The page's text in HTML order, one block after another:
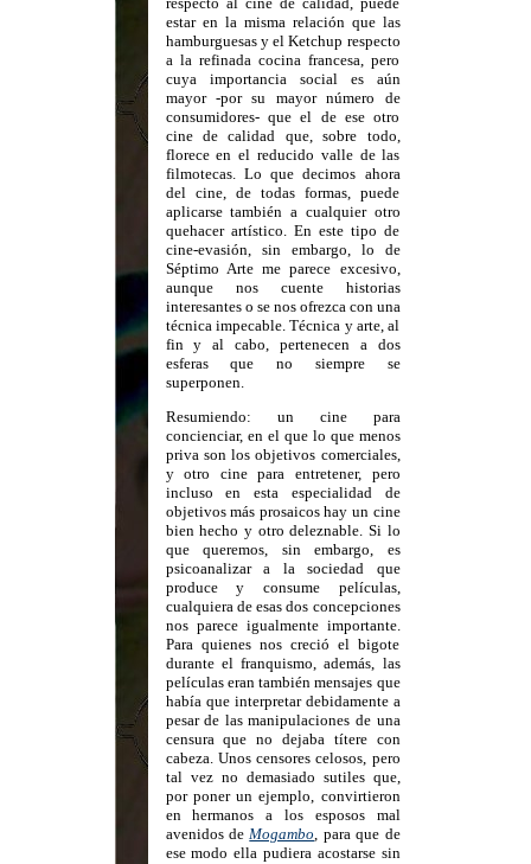
estar en la misma relación que las
hamburguesas y el Ketchup respecto
a la refinada cocina francesa, pero
cuya importancia social es aún
mayor -por su mayor número de
consumidores- que el de ese otro
cine de calidad que, sobre todo,
florece en el reducido valle de las
filmotecas. Lo que decimos ahora
del cine, de todas formas, puede
aplicarse también a cualquier otro
quehacer artístico. En este tipo de
cine-evasión, sin embargo, lo de
Séptimo Arte me parece excesivo,
aunque nos cuente historias
interesantes o se nos ofrezca con una
técnica impecable. Técnica y arte, al
fin y al cabo, pertenecen a dos
esferas que no siempre se
superponen.
Resumiendo: un cine para
concienciar, en el que lo que menos
priva son los objetivos comerciales,
y otro cine para entretener, pero
incluso en esta especialidad de
objetivos más prosaicos hay un cine
bien hecho y otro deleznable. Si lo
que queremos, sin embargo, es
psicoanalizar a la sociedad que
produce y consume películas,
cualquiera de esas dos concepciones
nos parece igualmente importante.
Para quienes nos creció el bigote
durante el franquismo, además, las
películas eran también mensajes que
había que interpretar debidamente a
pesar de las manipulaciones de una
censura que no dejaba títere con
cabeza. Unos censores celosos, pero
tal vez no demasiado sutiles que,
por poner un ejemplo, convirtieron
en hermanos a los esposos mal
avenidos deMogambo, para que de
ese modo ella pudiera acostarse sin